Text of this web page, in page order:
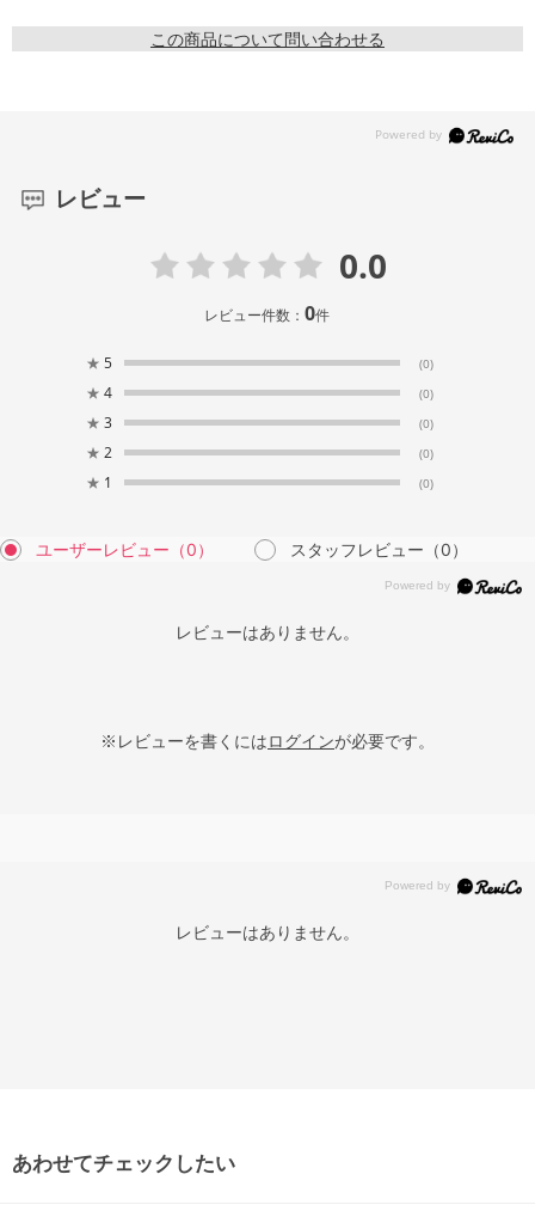
この商品について問い合わせる
レビュー
0.0
レビュー件数：0件
★ 5 (0)
★ 4 (0)
★ 3 (0)
★ 2 (0)
★ 1 (0)
ユーザーレビュー （0） スタッフレビュー （0）
レビューはありません。
※レビューを書くにはログインが必要です。
レビューはありません。
あわせてチェックしたい